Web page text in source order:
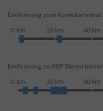
Entfernung zum Kombiterminal
0 km
20 km 40 km
Entfernung zu KEP Dienstleister
0 km
20 km 40 km